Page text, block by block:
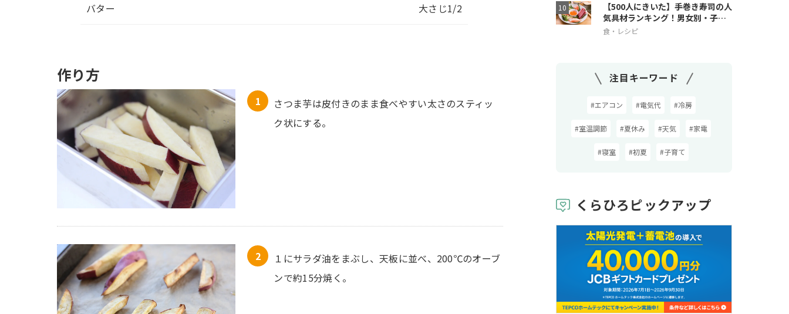
バター 大さじ1/2
作り方
さつま芋は皮付きのまま食べやすい太さのスティッ
ク状にする。
１にサラダ油をまぶし、天板に並べ、200℃のオーブ
ンで約15分焼く。
【500人にきいた】手巻き寿司の人
気具材ランキング！男女別・子ど
も人気も
食・レシピ
注目キーワード
#エアコン #電気代 #冷房
#室温調節 #夏休み #天気 #家電
#寝室 #初夏 #子育て
くらひろピックアップ